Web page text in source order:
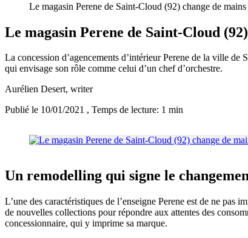
Le magasin Perene de Saint-Cloud (92) change de mains
Le magasin Perene de Saint-Cloud
La concession d’agencements d’intérieur Perene de la ville
qui envisage son rôle comme celui d’un chef d’orchestre.
Aurélien Desert, writer
Publié le 10/01/2021 , Temps de lecture: 1 min
Un remodelling qui signe le
L’une des caractéristiques de l’enseigne Perene est de ne pas
de nouvelles collections pour répondre aux attentes des
concessionnaire, qui y imprime sa marque.